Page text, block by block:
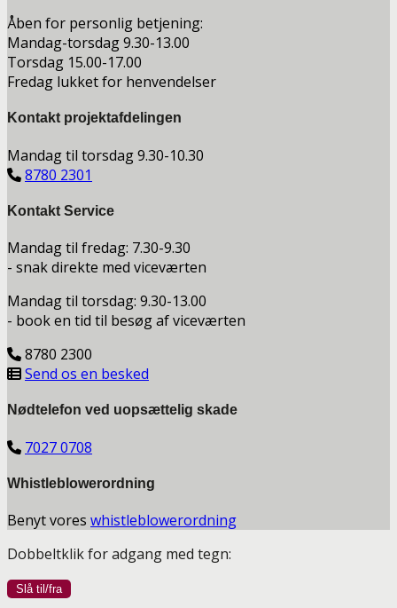
Åben for personlig betjening:
Mandag-torsdag 9.30-13.00
Torsdag 15.00-17.00
Fredag lukket for henvendelser
Kontakt projektafdelingen
Mandag til torsdag 9.30-10.30
8780 2301
Kontakt Service
Mandag til fredag: 7.30-9.30
- snak direkte med viceværten
Mandag til torsdag: 9.30-13.00
- book en tid til besøg af viceværten
8780 2300
Send os en besked
Nødtelefon ved uopsættelig skade
7027 0708
Whistleblowerordning
Benyt vores whistleblowerordning
Dobbeltklik for adgang med tegn: